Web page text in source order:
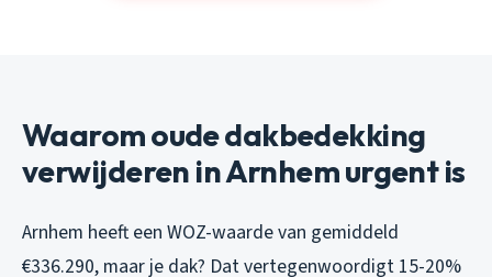
Waarom oude dakbedekking
verwijderen in Arnhem urgent is
Arnhem heeft een WOZ-waarde van gemiddeld
€336.290, maar je dak? Dat vertegenwoordigt 15-20%